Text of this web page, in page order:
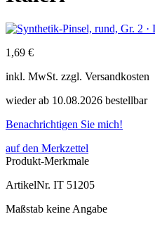
1,69 €
inkl. MwSt. zzgl. Versandkosten
wieder ab 10.08.2026 bestellbar
Benachrichtigen Sie mich!
auf den Merkzettel
Produkt-Merkmale
ArtikelNr. IT 51205
Maßstab keine Angabe